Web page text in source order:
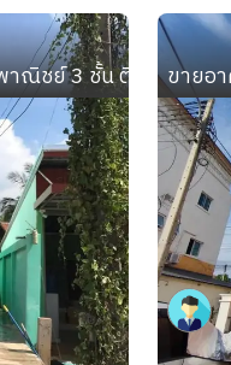
ณิชย์ 3 ชั้น ติดถนน 4 เ
ขายอ